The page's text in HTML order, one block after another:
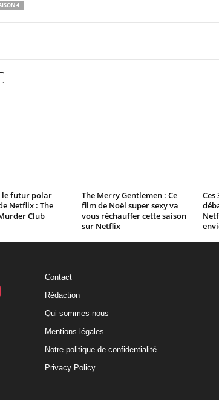
4
le futur polar
Netflix : The
Club
The Merry Gentlemen : Ce
film de Noël super sexy va
vous réchauffer cette saison
sur Netflix
Ces
Contact
Rédaction
Qui sommes-nous
Mentions légales
Notre politique de confidentialité
Privacy Policy